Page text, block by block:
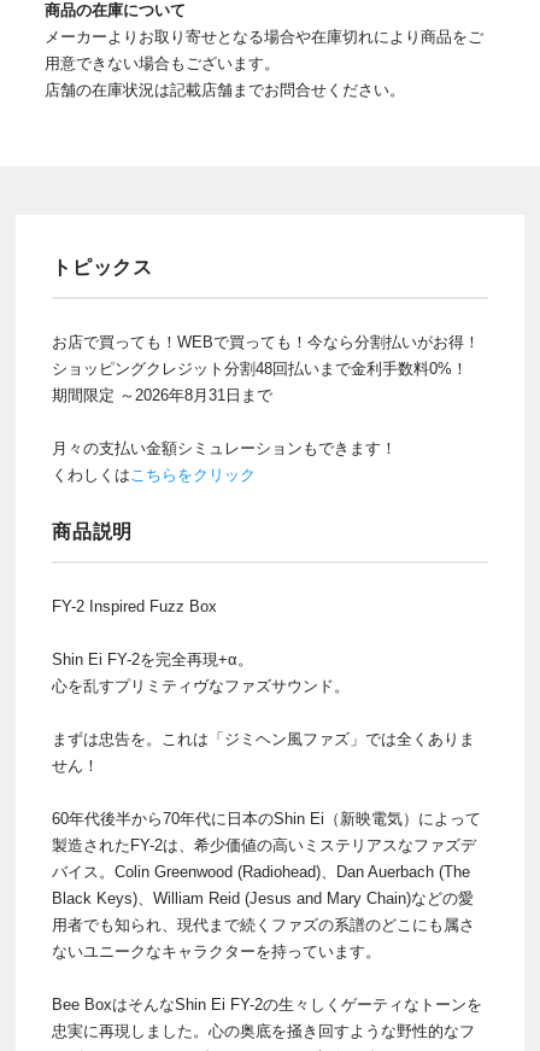
商品の在庫について
メーカーよりお取り寄せとなる場合や在庫切れにより商品をご
用意できない場合もございます。
店舗の在庫状況は記載店舗までお問合せください。
トピックス
お店で買っても！WEBで買っても！今なら分割払いがお得！
ショッピングクレジット分割48回払いまで金利手数料0%！
期間限定 ～2026年8月31日まで
月々の支払い金額シミュレーションもできます！
くわしくはこちらをクリック
商品説明
FY-2 Inspired Fuzz Box
Shin Ei FY-2を完全再現+α。
心を乱すプリミティヴなファズサウンド。
まずは忠告を。これは「ジミヘン風ファズ」では全くありま
せん！
60年代後半から70年代に日本のShin Ei（新映電気）によって
製造されたFY-2は、希少価値の高いミステリアスなファズデ
バイス。Colin Greenwood (Radiohead)、Dan Auerbach (The
Black Keys)、William Reid (Jesus and Mary Chain)などの愛
用者でも知られ、現代まで続くファズの系譜のどこにも属さ
ないユニークなキャラクターを持っています。
Bee BoxはそんなShin Ei FY-2の生々しくゲーティなトーンを
忠実に再現しました。心の奥底を掻き回すような野性的なフ